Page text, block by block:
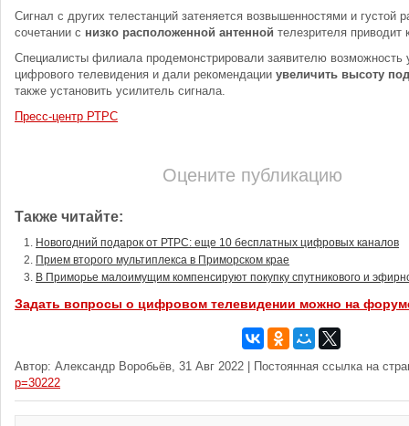
Сигнал с других телестанций затеняется возвышенностями и густой
сочетании с низко расположенной антенной телезрителя приводит
Специалисты филиала продемонстрировали заявителю возможность
цифрового телевидения и дали рекомендации увеличить высоту
также установить усилитель сигнала.
Пресс-центр РТРС
Оцените публикацию
Также читайте:
Новогодний подарок от РТРС: еще 10 бесплатных цифровых каналов
Прием второго мультиплекса в Приморском крае
В Приморье малоимущим компенсируют покупку спутникового и
Задать вопросы о цифровом телевидении можно на
Автор: Александр Воробьёв, 31 Авг 2022 | Постоянная ссылка на
p=30222